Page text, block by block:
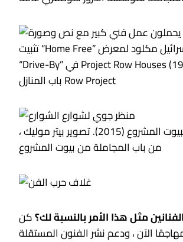
تثبيت “Home Free” من قبل إسرائيل مكلود لمعرض
“Drive-By” في Project Row Houses (1994). صورة من
باب المنازل Row Project
منظر جوي لبيوت المشروع (2015). تصوير بيتر موليك ،
من باب المجاملة من بيوت المشروع
مثل هذا الأمر بالنسبة لك؟كن